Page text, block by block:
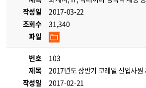
작성일
2017-03-22
조회수
31,340
파일
번호
103
제목
2017년도 상반기 코레일 신입사원
작성일
2017-02-21